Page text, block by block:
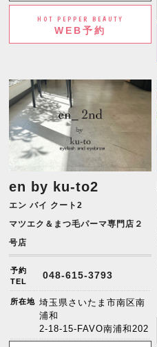
HOT PEPPER BEAUTY
WEB予約
en by ku-to2
エン バイ クート2
マツエク＆まつ毛パーマ専門店２
号店
予約
TEL
048-615-3793
所在地 埼玉県さいたま市南区南
浦和
2-18-15-FAVO南浦和202